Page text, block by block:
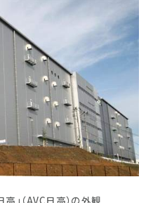
」（AVC日高）の外観